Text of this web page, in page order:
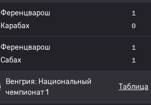
Ференцварош
Карабах
1
0
Ференцварош
Сабах
1
1
Венгрия: Национальный
чемпионат 1
Таблица